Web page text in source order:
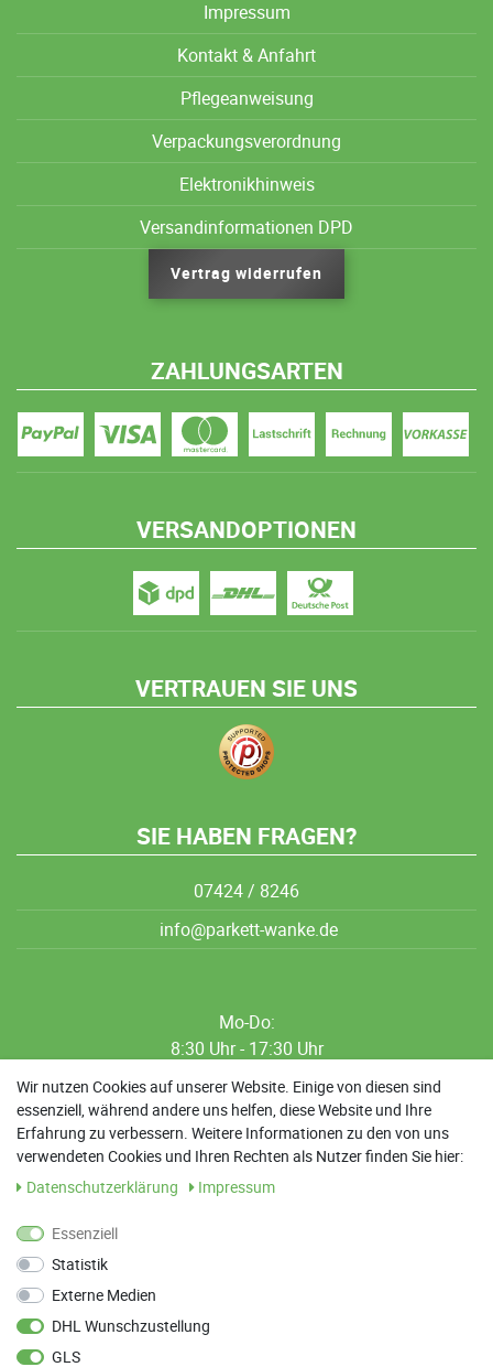
Impressum
Kontakt & Anfahrt
Pflegeanweisung
Verpackungsverordnung
Elektronikhinweis
Versandinformationen DPD
Vertrag widerrufen
ZAHLUNGSARTEN
VERSANDOPTIONEN
VERTRAUEN SIE UNS
SIE HABEN FRAGEN?
07424 / 8246
info@parkett-wanke.de
Mo-Do:
8:30 Uhr - 17:30 Uhr
8:30 Uhr - 12:00 Uhr
13:00 Uhr - 17:30 Uhr
Sa: 9:00 Uhr - 13:00 Uhr
Parkett Wanke
Wir nutzen Cookies auf unserer Website. Einige von diesen sind
essenziell, während andere uns helfen, diese Website und Ihre
Erfahrung zu verbessern. Weitere Informationen zu den von uns
verwendeten Cookies und Ihren Rechten als Nutzer finden Sie hier:
Daten­schutz­erklärung
Impressum
Essenziell
Statistik
Externe Medien
DHL Wunschzustellung
GLS